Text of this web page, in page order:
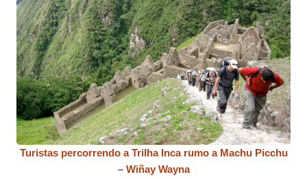
Turistas percorrendo a Trilha Inca rumo a Machu Picchu
– Wiñay Wayna